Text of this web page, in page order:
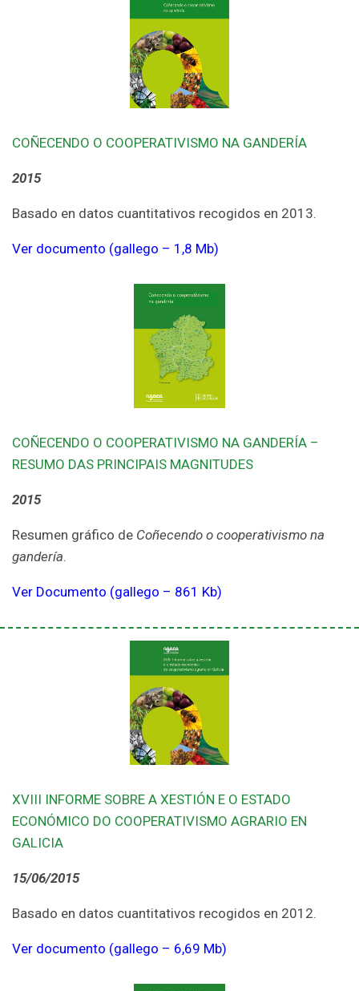
COÑECENDO O COOPERATIVISMO NA GANDERÍA
2015
Basado en datos cuantitativos recogidos en 2013.
Ver documento (gallego – 1,8 Mb)
COÑECENDO O COOPERATIVISMO NA GANDERÍA –
RESUMO DAS PRINCIPAIS MAGNITUDES
2015
Resumen gráfico de Coñecendo o cooperativismo na
gandería.
Ver Documento (gallego – 861 Kb)
XVIII INFORME SOBRE A XESTIÓN E O ESTADO
ECONÓMICO DO COOPERATIVISMO AGRARIO EN
GALICIA
15/06/2015
Basado en datos cuantitativos recogidos en 2012.
Ver documento (gallego – 6,69 Mb)